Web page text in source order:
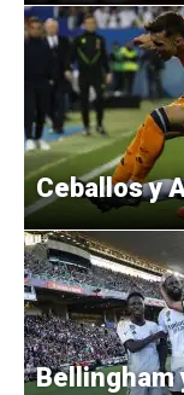
Ceballos y
Bellingham